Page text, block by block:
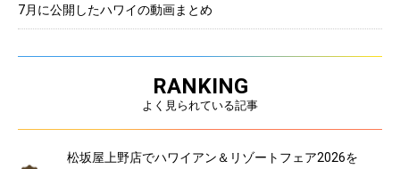
7月に公開したハワイの動画まとめ
RANKING
よく見られている記事
松坂屋上野店でハワイアン＆リゾートフェア2026を